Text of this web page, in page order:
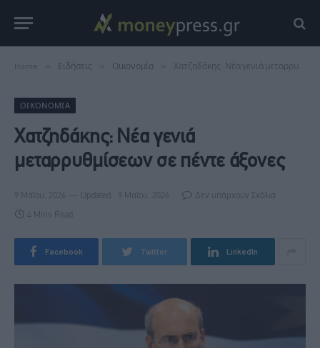
Home Ειδήσεις Οικονομία Χατζηδάκης: Νέα γενιά μεταρρυθμίσεων σε πέντε άξονες
ΟΙΚΟΝΟΜΊΑ
Χατζηδάκης: Νέα γενιά
μεταρρυθμίσεων σε πέντε άξονες
9 Μαΐου, 2026 Updated: 9 Μαΐου, 2026 Δεν υπάρχουν Σχόλια
4 Mins Read
Facebook Twitter LinkedIn